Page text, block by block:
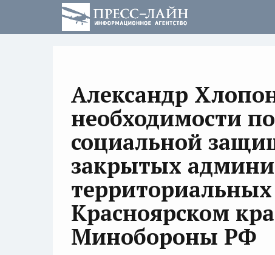
Александр
необходимости
социальной
закрытых
Красноярском
Минобороны РФ